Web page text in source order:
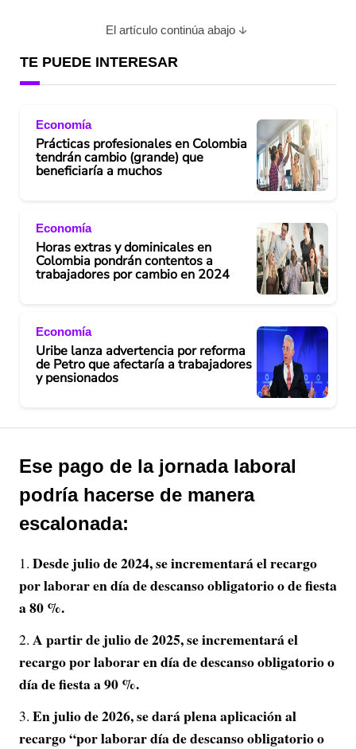
El artículo continúa abajo
TE PUEDE INTERESAR
Economía
Prácticas profesionales en Colombia
tendrán cambio (grande) que
beneficiaría a muchos
Economía
Horas extras y dominicales en
Colombia pondrán contentos a
trabajadores por cambio en 2024
Economía
Uribe lanza advertencia por reforma
de Petro que afectaría a trabajadores
y pensionados
Ese pago de la jornada laboral
podría hacerse de manera
escalonada:
Desde julio de 2024, se incrementará el recargo
por laborar en día de descanso obligatorio o de fiesta
a 80 %.
A partir de julio de 2025, se incrementará el
recargo por laborar en día de descanso obligatorio o
día de fiesta a 90 %.
En julio de 2026, se dará plena aplicación al
recargo “por laborar día de descanso obligatorio o